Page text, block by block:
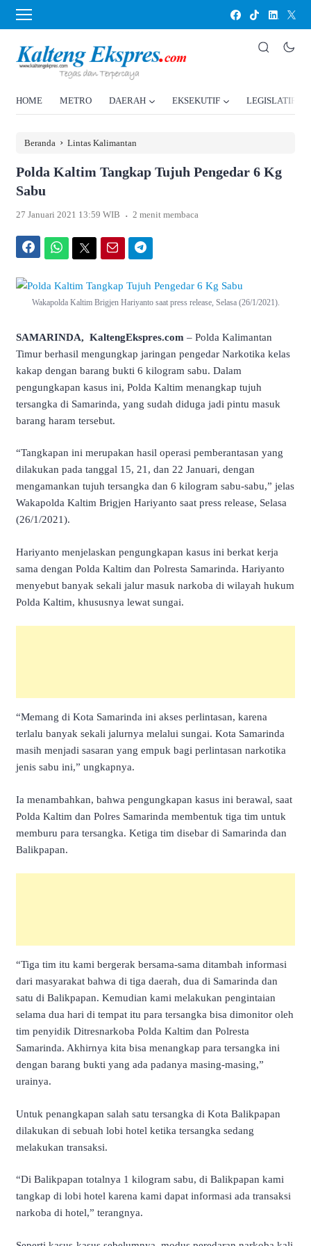
HOME METRO DAERAH EKSEKUTIF LEGISLATIF
Beranda › Lintas Kalimantan
Polda Kaltim Tangkap Tujuh Pengedar 6 Kg
Sabu
27 Januari 2021 13:59 WIB . 2 menit membaca
Wakapolda Kaltim Brigjen Hariyanto saat press release, Selasa (26/1/2021).
SAMARINDA, KaltengEkspres.com – Polda Kalimantan
Timur berhasil mengungkap jaringan pengedar Narkotika kelas
kakap dengan barang bukti 6 kilogram sabu. Dalam
pengungkapan kasus ini, Polda Kaltim menangkap tujuh
tersangka di Samarinda, yang sudah diduga jadi pintu masuk
barang haram tersebut.
“Tangkapan ini merupakan hasil operasi pemberantasan yang
dilakukan pada tanggal 15, 21, dan 22 Januari, dengan
mengamankan tujuh tersangka dan 6 kilogram sabu-sabu,” jelas
Wakapolda Kaltim Brigjen Hariyanto saat press release, Selasa
(26/1/2021).
Hariyanto menjelaskan pengungkapan kasus ini berkat kerja
sama dengan Polda Kaltim dan Polresta Samarinda. Hariyanto
menyebut banyak sekali jalur masuk narkoba di wilayah hukum
Polda Kaltim, khususnya lewat sungai.
“Memang di Kota Samarinda ini akses perlintasan, karena
terlalu banyak sekali jalurnya melalui sungai. Kota Samarinda
masih menjadi sasaran yang empuk bagi perlintasan narkotika
jenis sabu ini,” ungkapnya.
Ia menambahkan, bahwa pengungkapan kasus ini berawal, saat
Polda Kaltim dan Polres Samarinda membentuk tiga tim untuk
memburu para tersangka. Ketiga tim disebar di Samarinda dan
Balikpapan.
“Tiga tim itu kami bergerak bersama-sama ditambah informasi
dari masyarakat bahwa di tiga daerah, dua di Samarinda dan
satu di Balikpapan. Kemudian kami melakukan pengintaian
selama dua hari di tempat itu para tersangka bisa dimonitor oleh
tim penyidik Ditresnarkoba Polda Kaltim dan Polresta
Samarinda. Akhirnya kita bisa menangkap para tersangka ini
dengan barang bukti yang ada padanya masing-masing,”
urainya.
Untuk penangkapan salah satu tersangka di Kota Balikpapan
dilakukan di sebuah lobi hotel ketika tersangka sedang
melakukan transaksi.
“Di Balikpapan totalnya 1 kilogram sabu, di Balikpapan kami
tangkap di lobi hotel karena kami dapat informasi ada transaksi
narkoba di hotel,” terangnya.